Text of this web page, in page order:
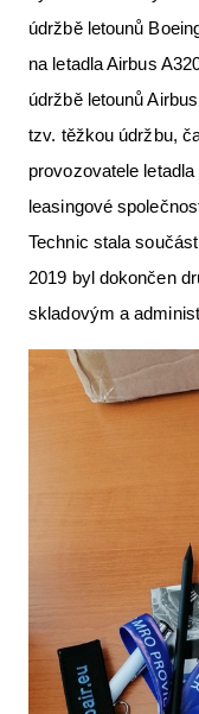
údržbě letounů
na letadla Airbus
údržbě letounů
tzv. těžkou údržbu,
provozovatele
leasingové
Technic stala
2019 byl dokončen
skladovým a